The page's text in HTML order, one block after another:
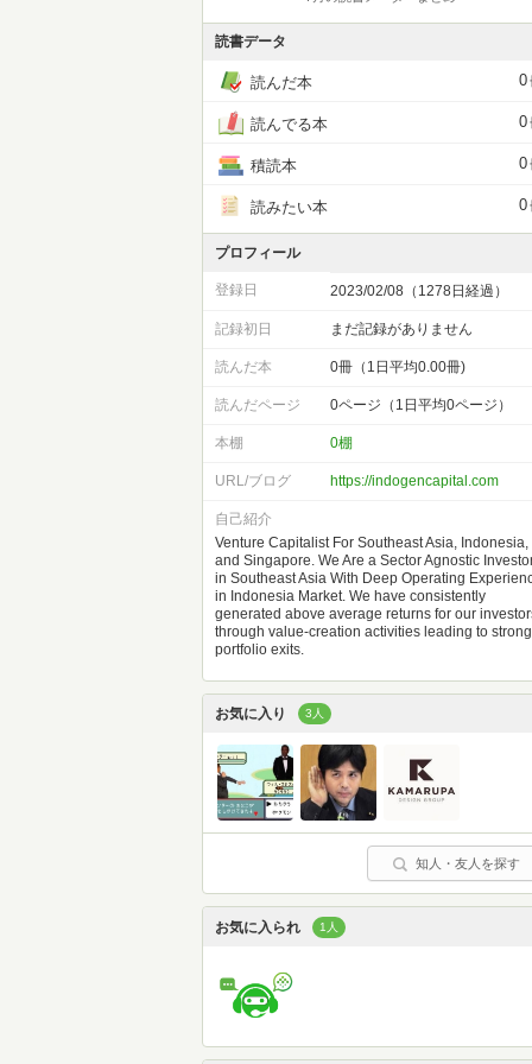
読書データ
読んだ本 0
読んでる本 0
積読本 0
読みたい本 0
プロフィール
登録日 2023/02/08（1278日経過）
記録初日 まだ記録がありません
読んだ本 0冊（1日平均0.00冊)
読んだページ 0ページ（1日平均0ページ）
本棚 0棚
URL/ブログ https://indogencapital.com
自己紹介
Venture Capitalist For Southeast Asia, Indonesia,
and Singapore. We Are a Sector Agnostic
in Southeast Asia With Deep Operating
in Indonesia Market. We have consistently
generated above average returns for our
through value-creation activities leading to strong
portfolio exits.
お気に入り 3人
知人・友人を探す
お気に入られ 1人